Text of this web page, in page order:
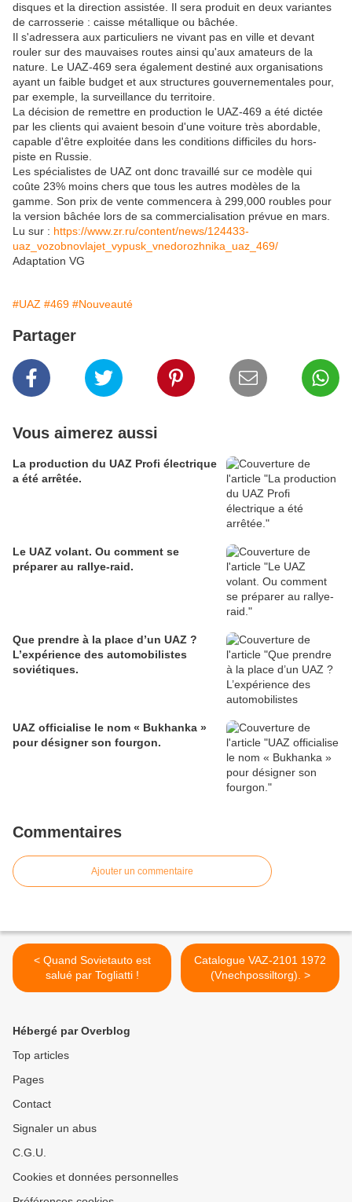
disques et la direction assistée. Il sera produit en deux variantes
de carrosserie : caisse métallique ou bâchée.
Il s'adressera aux particuliers ne vivant pas en ville et devant
rouler sur des mauvaises routes ainsi qu'aux amateurs de la
nature. Le UAZ-469 sera également destiné aux organisations
ayant un faible budget et aux structures gouvernementales pour,
par exemple, la surveillance du territoire.
La décision de remettre en production le UAZ-469 a été dictée
par les clients qui avaient besoin d'une voiture très abordable,
capable d'être exploitée dans les conditions difficiles du hors-
piste en Russie.
Les spécialistes de UAZ ont donc travaillé sur ce modèle qui
coûte 23% moins chers que tous les autres modèles de la
gamme. Son prix de vente commencera à 299,000 roubles pour
la version bâchée lors de sa commercialisation prévue en mars.
Lu sur : https://www.zr.ru/content/news/124433-
uaz_vozobnovlajet_vypusk_vnedorozhnika_uaz_469/
Adaptation VG
#UAZ #469 #Nouveauté
Partager
Vous aimerez aussi
La production du UAZ Profi électrique
a été arrêtée.
Le UAZ volant. Ou comment se
préparer au rallye-raid.
Que prendre à la place d’un UAZ ?
L’expérience des automobilistes
soviétiques.
UAZ officialise le nom « Bukhanka »
pour désigner son fourgon.
Commentaires
Ajouter un commentaire
< Quand Sovietauto est
salué par Togliatti !
Catalogue VAZ-2101 1972
(Vnechpossiltorg). >
Hébergé par Overblog
Top articles
Pages
Contact
Signaler un abus
C.G.U.
Cookies et données personnelles